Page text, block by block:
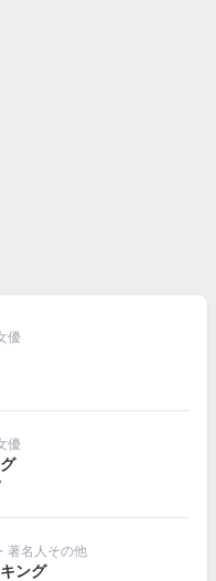
優
優
著名人その他
ング